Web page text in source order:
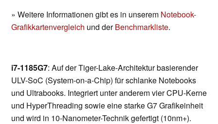
» Weitere Informationen gibt es in unserem Notebook-
Grafikkartenvergleich und derBenchmarkliste.
i7-1185G7: Auf der Tiger-Lake-Architektur basierender
ULV-SoC (System-on-a-Chip) für schlanke Notebooks
und Ultrabooks. Integriert unter anderem vier CPU-Kerne
und HyperThreading sowie eine starke G7 Grafikeinheit
und wird in 10-Nanometer-Technik gefertigt (10nm+).